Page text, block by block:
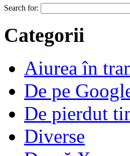
Search for:
Categorii
Aiurea în
De pe
De pierdut
Diverse